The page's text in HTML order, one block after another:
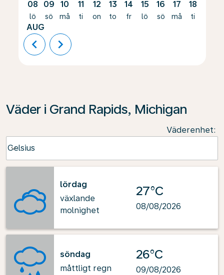
08
lö
AUG
09
sö
10
må
11
ti
12
on
13
to
14
fr
15
lö
16
sö
17
må
18
ti
chevron_left chevron_right
Väder i Grand Rapids, Michigan
Väderenhet:
Celsius
keyboard_arrow_down
lördag
växlande
molnighet
27°C
08/08/2026
söndag
måttligt regn
26°C
09/08/2026